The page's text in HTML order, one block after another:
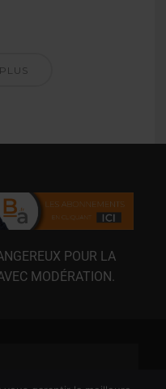
POUR LA
MODÉRATION.